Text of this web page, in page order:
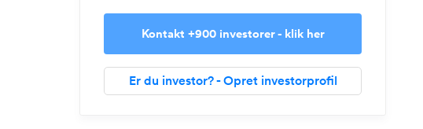
Kontakt +900 investorer - klik her
Er du investor? - Opret investorprofil